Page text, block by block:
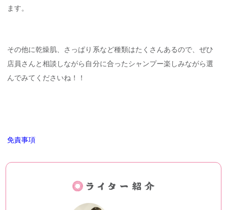
ます。
その他に乾燥肌、さっぱり系など種類はたくさんあるので、ぜひ
店員さんと相談しながら自分に合ったシャンプー楽しみながら選
んでみてくださいね！！
免責事項